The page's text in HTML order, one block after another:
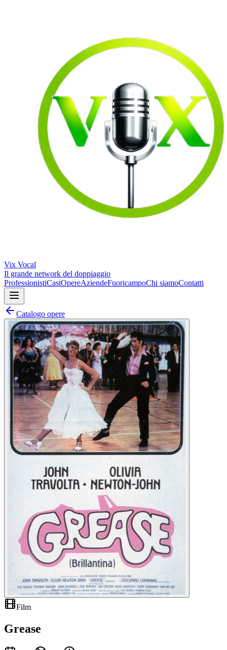
Vix Vocal
Il grande network del doppiaggio
ProfessionistiCastOpereAziendeFuoricampoChi siamoContatti
Catalogo opere
Film
Grease